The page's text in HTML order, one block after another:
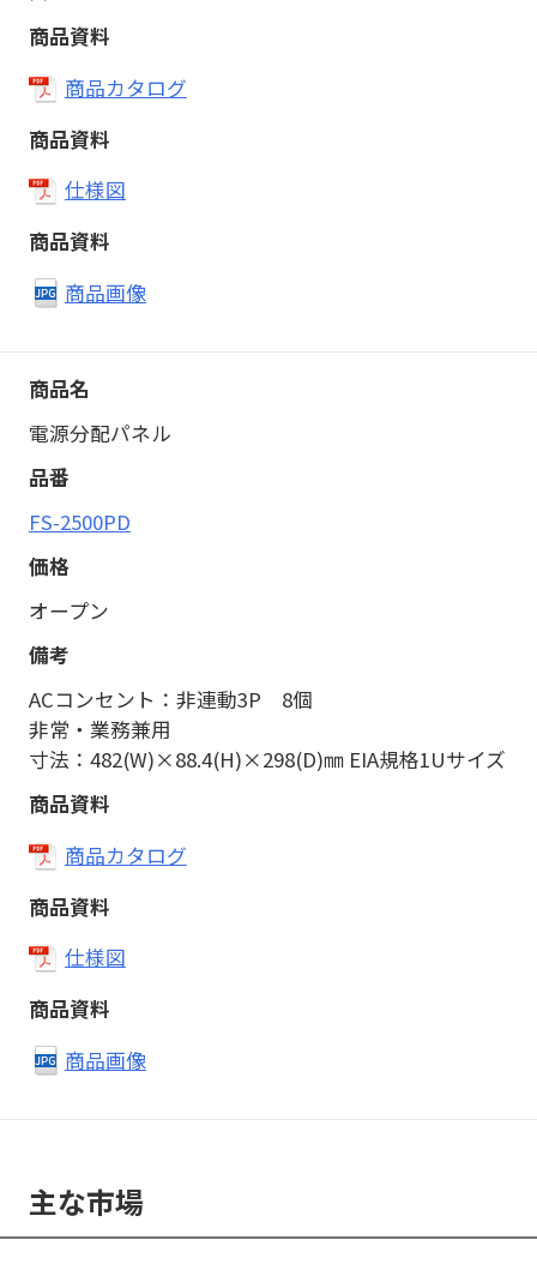
商品カタログ
仕様図
商品画像
電源分配パネル
FS-2500PD
オープン
ACコンセント：非連動3P 8個
非常・業務兼用
寸法：482(W)×88.4(H)×298(D)㎜ EIA規格1Uサイズ
商品カタログ
仕様図
商品画像
主な市場